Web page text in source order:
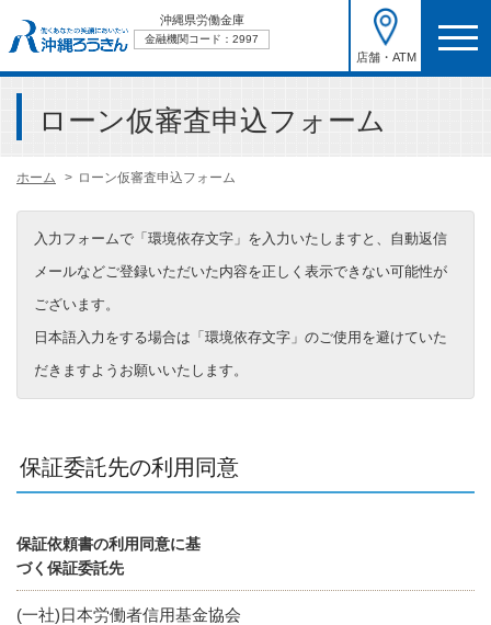
沖縄県労働金庫
金融機関コード：2997
店舗・ATM
ローン仮審査申込フォーム
ホーム ローン仮審査申込フォーム
入力フォームで「環境依存文字」を入力いたしますと、自動返信
メールなどご登録いただいた内容を正しく表示できない可能性が
ございます。
日本語入力をする場合は「環境依存文字」のご使用を避けていた
だきますようお願いいたします。
保証委託先の利用同意
保証依頼書の利用同意に基
づく保証委託先
(一社)日本労働者信用基金協会